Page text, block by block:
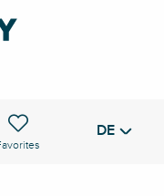
Voir les favoris DE